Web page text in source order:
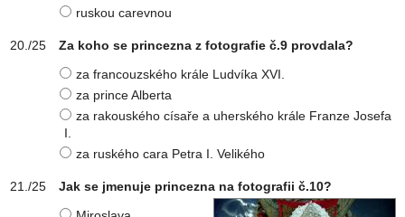
ruskou carevnou
Za koho se princezna z fotografie č.9 provdala?
za francouzského krále Ludvíka XVI.
za prince Alberta
za rakouského císaře a uherského krále Franze Josefa
I.
za ruského cara Petra I. Velikého
Jak se jmenuje princezna na fotografii č.10?